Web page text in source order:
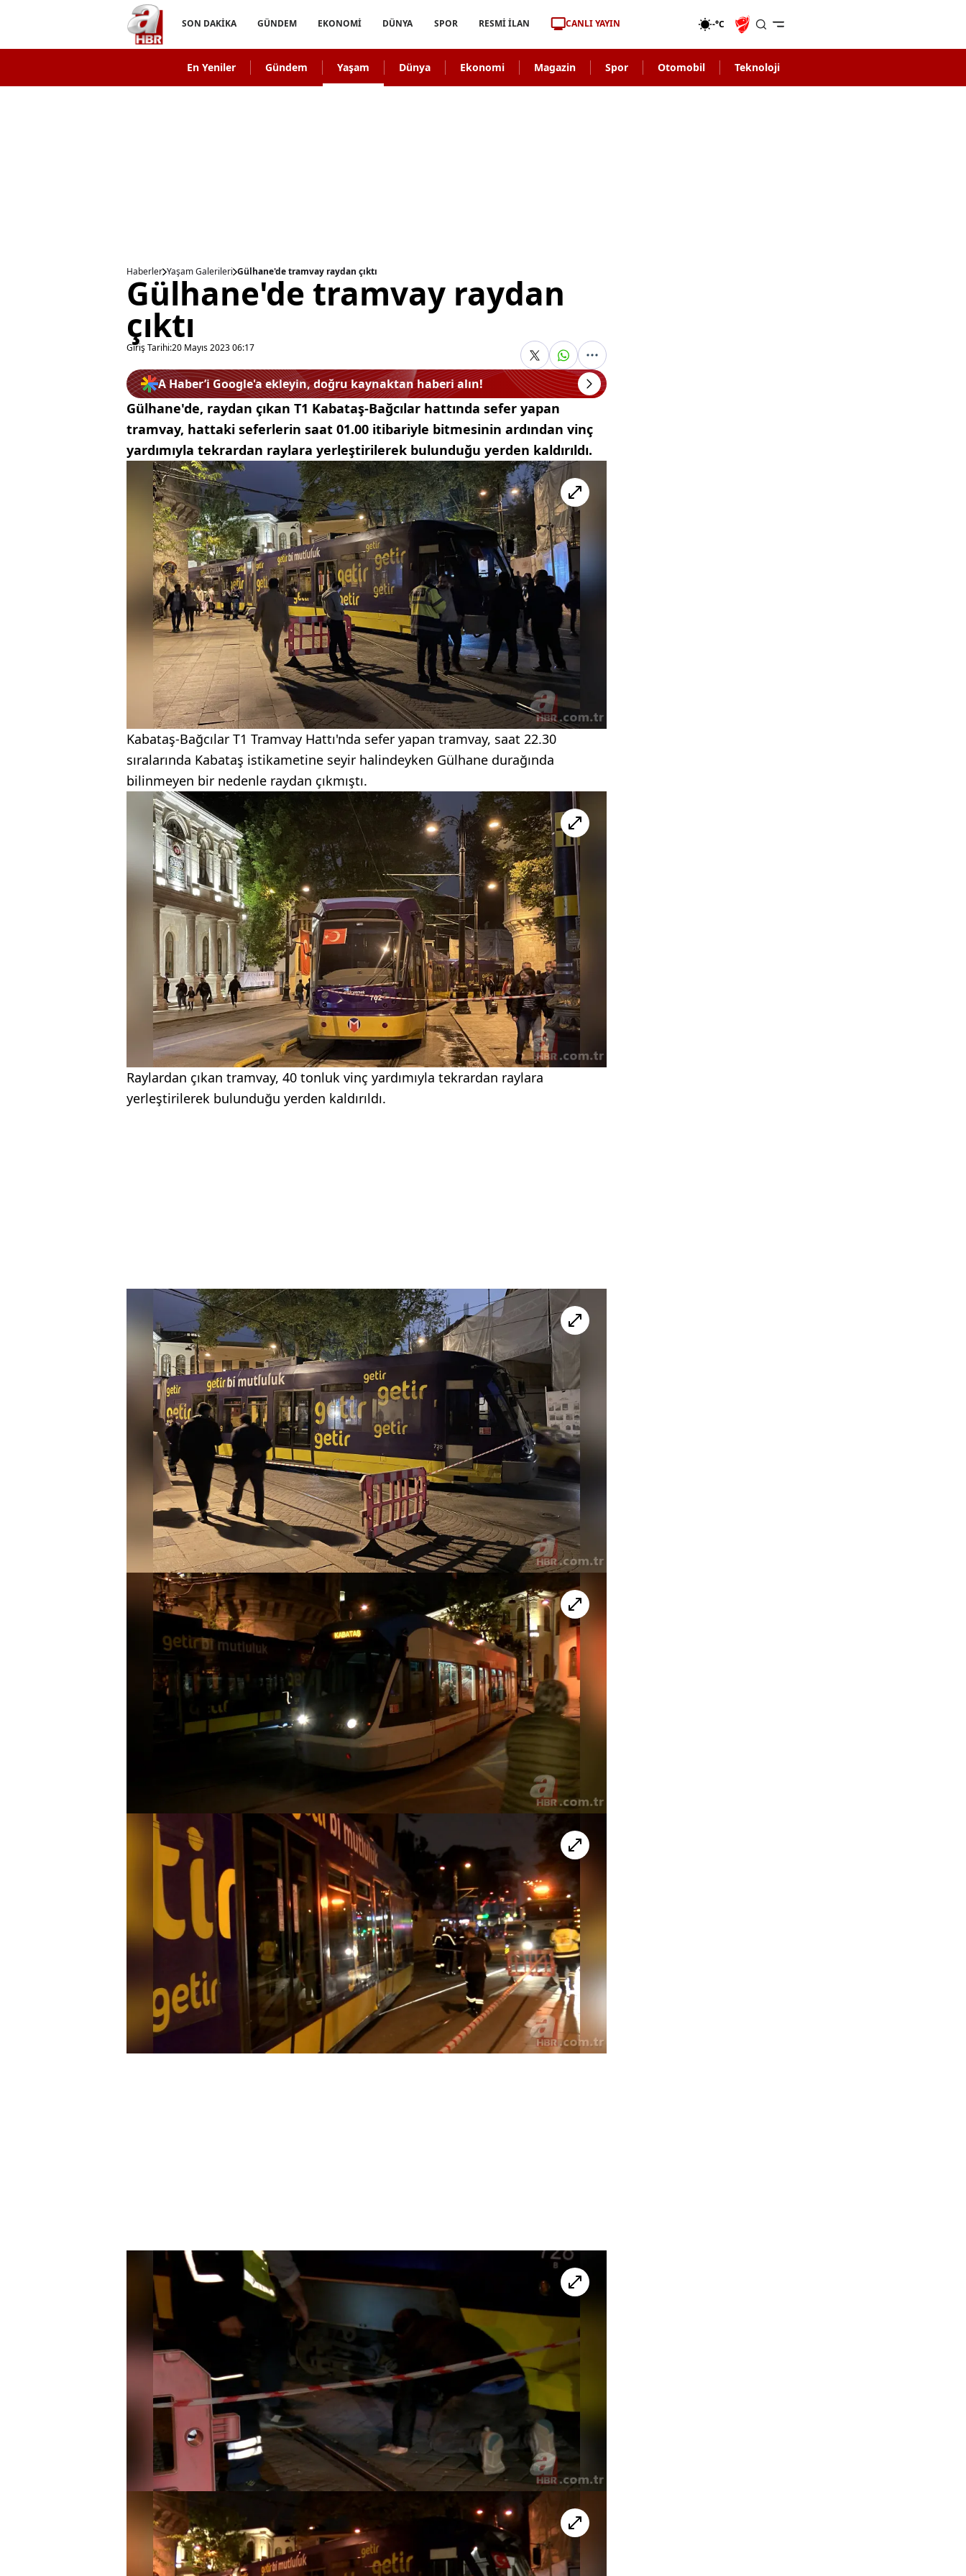
SON DAKİKA GÜNDEM EKONOMİ DÜNYA SPOR RESMİ İLAN CANLI YAYIN -°C
En Yeniler Gündem Yaşam Dünya Ekonomi Magazin Spor Otomobil Teknoloji
Haberler Yaşam Galerileri Gülhane'de tramvay raydan çıktı
Gülhane'de tramvay raydan
çıktı
Giriş Tarihi:20 Mayıs 2023 06:17
A Haber’i Google'a ekleyin, doğru kaynaktan haberi alın!
Gülhane'de, raydan çıkan T1 Kabataş-Bağcılar hattında sefer yapan
tramvay, hattaki seferlerin saat 01.00 itibariyle bitmesinin ardından vinç
yardımıyla tekrardan raylara yerleştirilerek bulunduğu yerden kaldırıldı.
Kabataş-Bağcılar T1 Tramvay Hattı'nda sefer yapan tramvay, saat 22.30
sıralarında Kabataş istikametine seyir halindeyken Gülhane durağında
bilinmeyen bir nedenle raydan çıkmıştı.
Raylardan çıkan tramvay, 40 tonluk vinç yardımıyla tekrardan raylara
yerleştirilerek bulunduğu yerden kaldırıldı.